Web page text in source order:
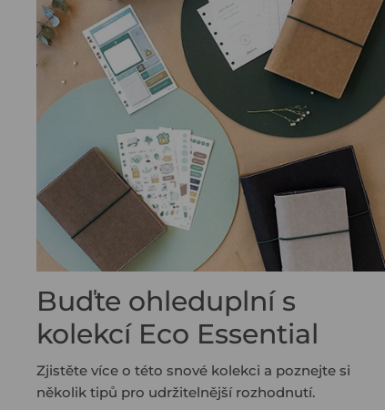
Buďte ohleduplní s
kolekcí Eco Essential
Zjistěte více o této snové kolekci a poznejte si
několik tipů pro udržitelnější rozhodnutí.